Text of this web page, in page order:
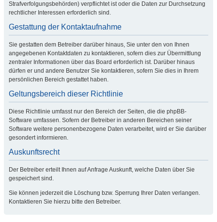
Strafverfolgungsbehörden) verpflichtet ist oder die Daten zur Durchsetzung
rechtlicher Interessen erforderlich sind.
Gestattung der Kontaktaufnahme
Sie gestatten dem Betreiber darüber hinaus, Sie unter den von Ihnen
angegebenen Kontaktdaten zu kontaktieren, sofern dies zur Übermittlung
zentraler Informationen über das Board erforderlich ist. Darüber hinaus
dürfen er und andere Benutzer Sie kontaktieren, sofern Sie dies in Ihrem
persönlichen Bereich gestattet haben.
Geltungsbereich dieser Richtlinie
Diese Richtlinie umfasst nur den Bereich der Seiten, die die phpBB-
Software umfassen. Sofern der Betreiber in anderen Bereichen seiner
Software weitere personenbezogene Daten verarbeitet, wird er Sie darüber
gesondert informieren.
Auskunftsrecht
Der Betreiber erteilt Ihnen auf Anfrage Auskunft, welche Daten über Sie
gespeichert sind.
Sie können jederzeit die Löschung bzw. Sperrung Ihrer Daten verlangen.
Kontaktieren Sie hierzu bitte den Betreiber.